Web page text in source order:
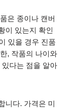
은 종이나 캔버
이 있는지 확인
있을 경우 진품
, 작품의 나이와
다는 점을 알아
니다. 가격은 미